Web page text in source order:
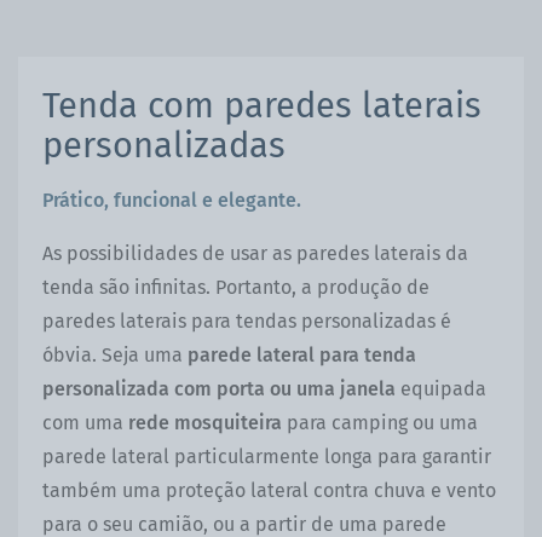
Tenda com paredes laterais
personalizadas
Prático, funcional e elegante.
As possibilidades de usar as paredes laterais da
tenda são infinitas. Portanto, a produção de
paredes laterais para tendas personalizadas é
óbvia. Seja uma parede lateral para tenda
personalizada com porta ou uma janela equipada
com uma rede mosquiteira para camping ou uma
parede lateral particularmente longa para garantir
também uma proteção lateral contra chuva e vento
para o seu camião, ou a partir de uma parede